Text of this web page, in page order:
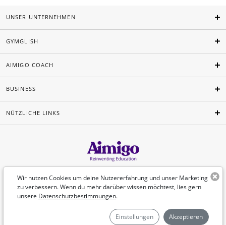
Wir nutzen Cookies um deine Nutzererfahrung und unser Marketing
zu verbessern. Wenn du mehr darüber wissen möchtest, lies gern
unsere Datenschutzbestimmungen.
Einstellungen Akzeptieren
UNSER UNTERNEHMEN
GYMGLISH
AIMIGO COACH
BUSINESS
NÜTZLICHE LINKS
Deutsch
©Aimigo 2026